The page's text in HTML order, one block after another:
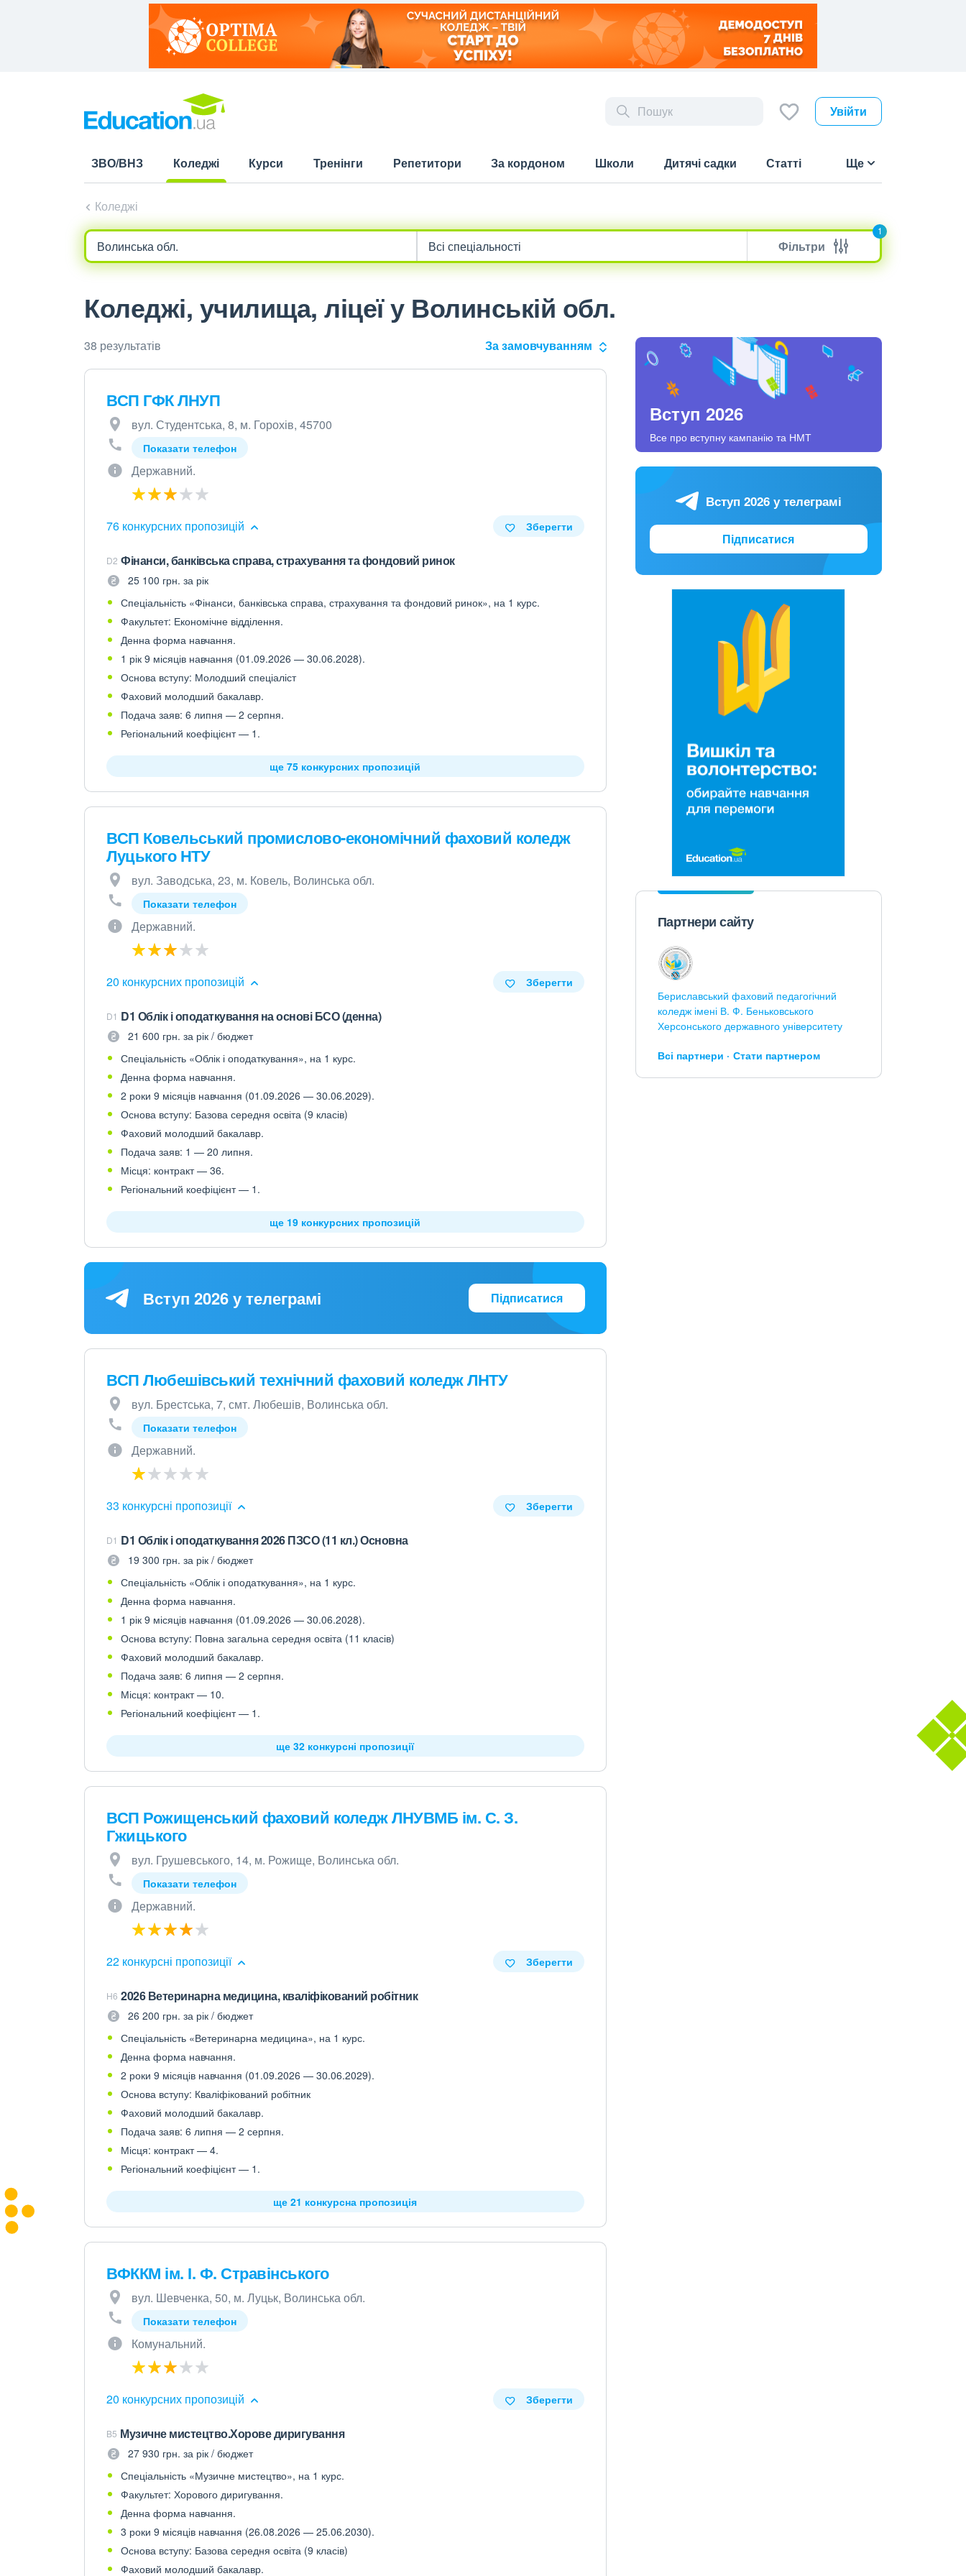
Увійти
ЗВО/ВНЗ
Коледжі
Курси Тренінги Репетитори За кордоном Школи Дитячі садки Статті Ще
Коледжі
Фільтри
1
Коледжі, училища, ліцеї у Волинській обл.
38 результатів За замовчуванням
ВСП ГФК ЛНУП
вул. Студентська, 8, м. Горохів, 45700
Показати телефон
Державний.
76 конкурсних пропозицій Зберегти
D2 Фінанси, банківська справа, страхування та фондовий ринок
25 100 грн. за рік
Спеціальність «Фінанси, банківська справа, страхування та фондовий ринок», на 1 курс.
Факультет: Економічне відділення.
Денна форма навчання.
1 рік 9 місяців навчання (01.09.2026 — 30.06.2028).
Основа вступу: Молодший спеціаліст
Фаховий молодший бакалавр.
Подача заяв: 6 липня — 2 серпня.
Регіональний коефіцієнт — 1.
ще 75 конкурсних пропозицій
ВСП Ковельський промислово-економічний фаховий коледж
Луцького НТУ
вул. Заводська, 23, м. Ковель, Волинська обл.
Показати телефон
Державний.
20 конкурсних пропозицій Зберегти
D1 D1 Облік і оподаткування на основі БСО (денна)
21 600 грн. за рік / бюджет
Спеціальність «Облік і оподаткування», на 1 курс.
Денна форма навчання.
2 роки 9 місяців навчання (01.09.2026 — 30.06.2029).
Основа вступу: Базова середня освіта (9 класів)
Фаховий молодший бакалавр.
Подача заяв: 1 — 20 липня.
Місця: контракт — 36.
Регіональний коефіцієнт — 1.
ще 19 конкурсних пропозицій
Вступ 2026 у телеграмі Підписатися
ВСП Любешівський технічний фаховий коледж ЛНТУ
вул. Брестська, 7, смт. Любешів, Волинська обл.
Показати телефон
Державний.
33 конкурсні пропозиції Зберегти
D1 D1 Облік і оподаткування 2026 ПЗСО (11 кл.) Основна
19 300 грн. за рік / бюджет
Спеціальність «Облік і оподаткування», на 1 курс.
Денна форма навчання.
1 рік 9 місяців навчання (01.09.2026 — 30.06.2028).
Основа вступу: Повна загальна середня освіта (11 класів)
Фаховий молодший бакалавр.
Подача заяв: 6 липня — 2 серпня.
Місця: контракт — 10.
Регіональний коефіцієнт — 1.
ще 32 конкурсні пропозиції
ВСП Рожищенський фаховий коледж ЛНУВМБ ім. С. З.
Гжицького
вул. Грушевського, 14, м. Рожище, Волинська обл.
Показати телефон
Державний.
22 конкурсні пропозиції Зберегти
H6 2026 Ветеринарна медицина, кваліфікований робітник
26 200 грн. за рік / бюджет
Спеціальність «Ветеринарна медицина», на 1 курс.
Денна форма навчання.
2 роки 9 місяців навчання (01.09.2026 — 30.06.2029).
Основа вступу: Кваліфікований робітник
Фаховий молодший бакалавр.
Подача заяв: 6 липня — 2 серпня.
Місця: контракт — 4.
Регіональний коефіцієнт — 1.
ще 21 конкурсна пропозиція
ВФККМ ім. І. Ф. Стравінського
вул. Шевченка, 50, м. Луцьк, Волинська обл.
Показати телефон
Комунальний.
20 конкурсних пропозицій Зберегти
B5 Музичне мистецтво.Хорове диригування
27 930 грн. за рік / бюджет
Спеціальність «Музичне мистецтво», на 1 курс.
Факультет: Хорового диригування.
Денна форма навчання.
3 роки 9 місяців навчання (26.08.2026 — 25.06.2030).
Основа вступу: Базова середня освіта (9 класів)
Фаховий молодший бакалавр.
Вступ 2026
Все про вступну кампанію та НМТ
Вступ 2026 у телеграмі
Підписатися
Партнери сайту
Бериславський фаховий педагогічний
коледж імені В. Ф. Беньковського
Херсонського державного університету
Всі партнери Стати партнером